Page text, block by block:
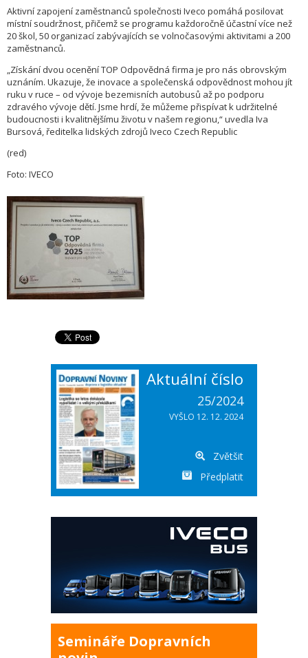
Aktivní zapojení zaměstnanců společnosti Iveco pomáhá posilovat
místní soudržnost, přičemž se programu každoročně účastní více než
20 škol, 50 organizací zabývajících se volnočasovými aktivitami a 200
zaměstnanců.
„Získání dvou ocenění TOP Odpovědná firma je pro nás obrovským
uznáním. Ukazuje, že inovace a společenská odpovědnost mohou jít
ruku v ruce – od vývoje bezemisních autobusů až po podporu
zdravého vývoje dětí. Jsme hrdí, že můžeme přispívat k udržitelné
budoucnosti i kvalitnějšímu životu v našem regionu,“ uvedla Iva
Bursová, ředitelka lidských zdrojů Iveco Czech Republic
(red)
Foto: IVECO
Aktuální číslo
25/2024
VYŠLO 12. 12. 2024
Zvětšit
Předplatit
Semináře Dopravních